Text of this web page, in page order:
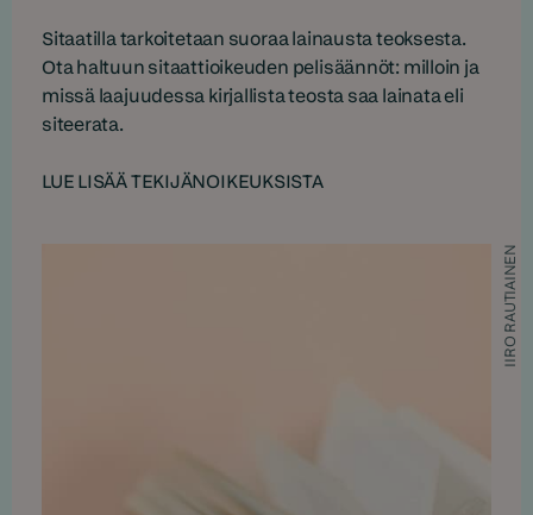
Sitaatilla tarkoitetaan suoraa lainausta teoksesta.
Ota haltuun sitaattioikeuden pelisäännöt: milloin ja
missä laajuudessa kirjallista teosta saa lainata eli
siteerata.
LUE LISÄÄ TEKIJÄNOIKEUKSISTA
IIRO RAUTIAINEN